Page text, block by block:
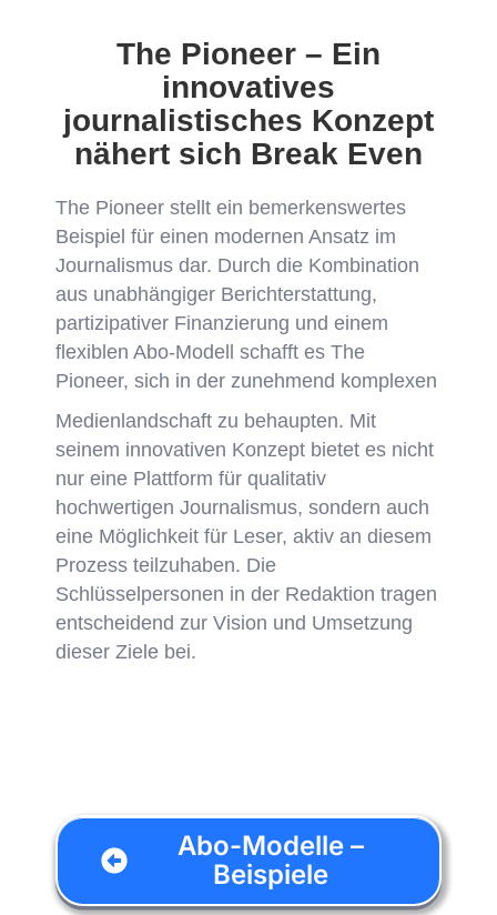
The Pioneer – Ein
innovatives
journalistisches Konzept
nähert sich Break Even
The Pioneer stellt ein bemerkenswertes
Beispiel für einen modernen Ansatz im
Journalismus dar. Durch die Kombination
aus unabhängiger Berichterstattung,
partizipativer Finanzierung und einem
flexiblen Abo-Modell schafft es The
Pioneer, sich in der zunehmend komplexen
Medienlandschaft zu behaupten. Mit
seinem innovativen Konzept bietet es nicht
nur eine Plattform für qualitativ
hochwertigen Journalismus, sondern auch
eine Möglichkeit für Leser, aktiv an diesem
Prozess teilzuhaben. Die
Schlüsselpersonen in der Redaktion tragen
entscheidend zur Vision und Umsetzung
dieser Ziele bei.
Abo-Modelle –
Beispiele